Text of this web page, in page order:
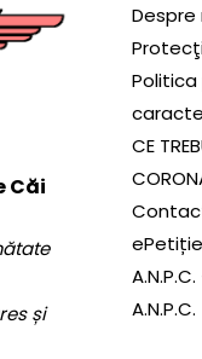
Căi
și
Despre
CE
ePetiție
A.N.P.C.